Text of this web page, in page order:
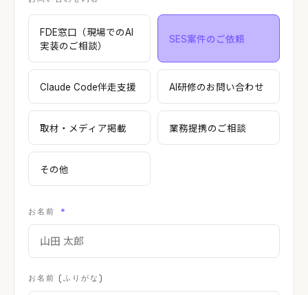
FDE窓口（現場でのAI
実装のご相談）
SES案件のご依頼
Claude Code伴走支援 AI研修のお問い合わせ
取材・メディア掲載 業務提携のご相談
その他
お名前 *
お名前 (ふりがな)